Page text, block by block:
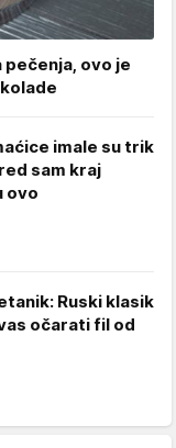
pečenja, ovo je
imale su trik
sam kraj
ovo
Ruski klasik
očarati fil od